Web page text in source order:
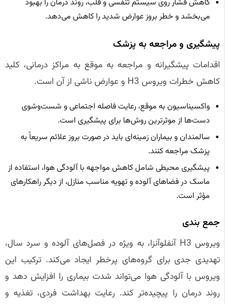
کاهش فشار روی سیستم تنفسی و قلب، روند درمان را بهبود
می‌بخشد و خطر بروز عوارض شدید را کاهش می‌دهد.
پیشگیری و مراجعه به پزشک
اقدامات پیشگیرانه و مراجعه به موقع به مراکز درمانی، کلید
کاهش خطرات ویروس H3 و عوارض ناشی از آن است.
واکسیناسیون به موقع، رعایت فاصله اجتماعی و شست‌وشوی
دست‌ها از موثرترین روش‌ها برای پیشگیری است.
سالمندان و بیماران زمینه‌ای باید در صورت بروز علائم سریعاً به
پزشک مراجعه کنند.
پیشگیری محیطی شامل کاهش مواجهه با آلودگی هوا، استفاده از
ماسک در فضاهای آلوده و تهویه مناسب منازل، از دیگر راهکارهای
مؤثر است.
جمع‌ بندی
ویروس H3 آنفلوآنزا، به ویژه در فصل‌های آلوده و سرد سال،
تهدیدی جدی برای گروه‌های پرخطر ایجاد می‌کند. ترکیب این
ویروس با آلودگی هوا می‌تواند شدت بیماری را افزایش دهد و
روند درمان را پیچیده‌تر کند. رعایت بهداشت فردی، تغذیه و